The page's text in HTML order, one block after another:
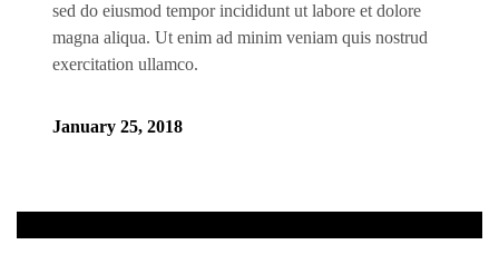
sed do eiusmod tempor incididunt ut labore et dolore
magna aliqua. Ut enim ad minim veniam quis nostrud
exercitation ullamco.
January 25, 2018